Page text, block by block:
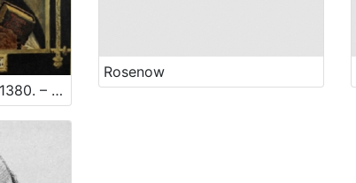
Thomas a Kempis (ca 1380. – 25. 7. 1471.)
Rosenow